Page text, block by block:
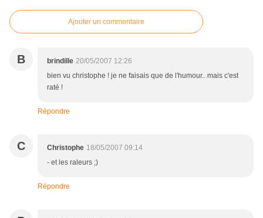
Ajouter un commentaire
B brindille 20/05/2007 12:26
bien vu christophe ! je ne faisais que de l'humour.. mais c'est
raté !
Répondre
C Christophe 18/05/2007 09:14
- et les raleurs ;)
Répondre